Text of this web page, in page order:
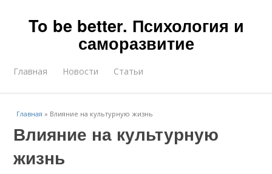
To be better. Психология и
саморазвитие
Главная Новости Статьи
Главная » Влияние на культурную жизнь
Влияние на культурную
жизнь